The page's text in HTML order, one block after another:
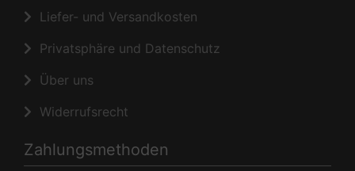
Liefer- und Versandkosten
Privatsphäre und Datenschutz
Über uns
Widerrufsrecht
Zahlungsmethoden